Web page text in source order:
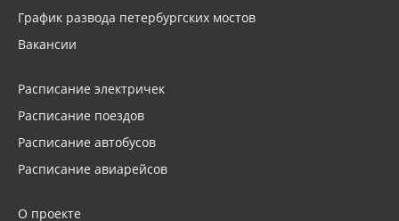
График развода петербургских мостов
Вакансии
Расписание электричек
Расписание поездов
Расписание автобусов
Расписание авиарейсов
О проекте